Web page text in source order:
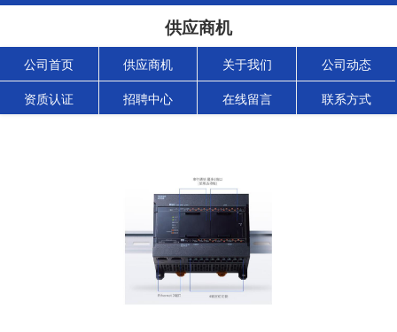
供应商机
公司首页 供应商机 关于我们 公司动态
资质认证 招聘中心 在线留言 联系方式